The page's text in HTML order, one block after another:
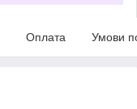
Оплата Умови